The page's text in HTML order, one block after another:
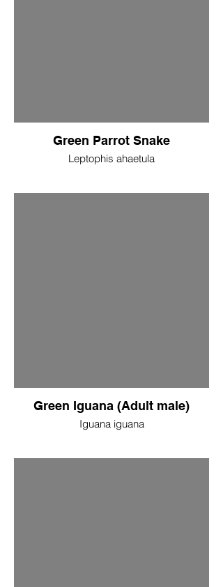
Green Parrot Snake
Leptophis ahaetula
Green Iguana (Adult male)
Iguana iguana